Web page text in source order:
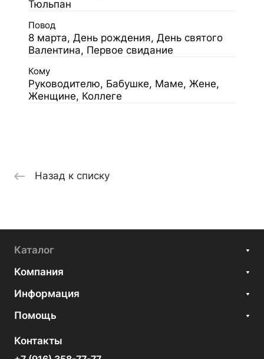
Тюльпан
Повод
8 марта, День рождения, День святого
Валентина, Первое свидание
Кому
Руководителю, Бабушке, Маме, Жене,
Женщине, Коллеге
Назад к списку
Каталог
Компания
Информация
Помощь
Контакты